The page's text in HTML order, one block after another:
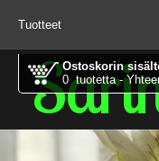
Tuotteet
Ostoskorin
0 tuotetta -